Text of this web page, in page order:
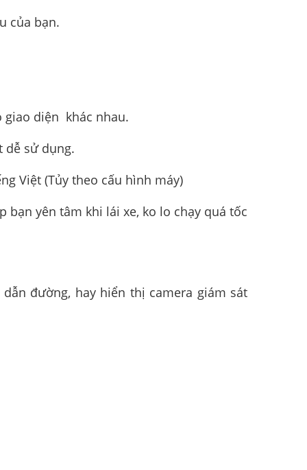
của bạn.
giao diện khác nhau.
dễ sử dụng.
Việt (Tủy theo cấu hình máy)
yên tâm khi lái xe, ko lo chạy quá tốc
đường, hay hiển thị camera giám sát